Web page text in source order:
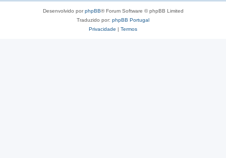
Desenvolvido porphpBB® Forum Software © phpBB Limited
Traduzido por: phpBB Portugal
Privacidade | Termos